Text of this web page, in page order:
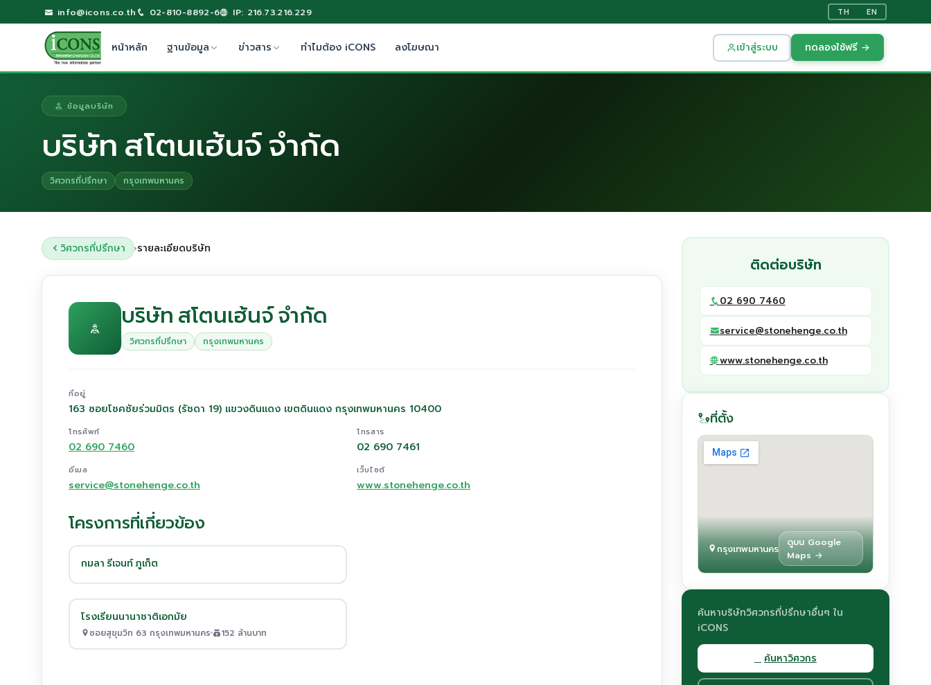
info@icons.co.th 02-810-8892-6 IP: 216.73.216.229 TH EN
หน้าหลัก ฐานข้อมูล ข่าวสาร ทำไมต้อง iCONS ลงโฆษณา เข้าสู่ระบบ ทดลองใช้ฟรี →
ข้อมูลบริษัท
บริษัท สโตนเฮ้นจ์ จำกัด
วิศวกรที่ปรึกษา กรุงเทพมหานคร
วิศวกรที่ปรึกษา ›รายละเอียดบริษัท
บริษัท สโตนเฮ้นจ์ จำกัด
วิศวกรที่ปรึกษา กรุงเทพมหานคร
ที่อยู่
163 ซอยโชคชัยร่วมมิตร (รัชดา 19) แขวงดินแดง เขตดินแดง กรุงเทพมหานคร 10400
โทรศัพท์
02 690 7460
โทรสาร
02 690 7461
อีเมล
service@stonehenge.co.th
เว็บไซต์
www.stonehenge.co.th
โครงการที่เกี่ยวข้อง
กมลา รีเจนท์ ภูเก็ต
โรงเรียนนานาชาติเอกมัย
ซอยสุขุมวิท 63 กรุงเทพมหานคร 152 ล้านบาท
ติดต่อบริษัท
02 690 7460
service@stonehenge.co.th
www.stonehenge.co.th
ที่ตั้ง
กรุงเทพมหานคร
ดูบน Google
Maps →
ค้นหาบริษัทวิศวกรที่ปรึกษาอื่นๆ ใน
iCONS
ค้นหาวิศวกร